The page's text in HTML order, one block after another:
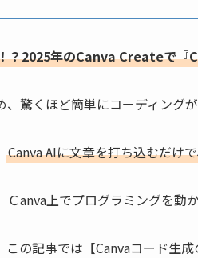
？2025年のCanva Createで『
、驚くほど簡単にコーディング
Canva AIに文章を打ち込むだけ
Ｃanva上でプログラミングを動
この記事では【Canvaコード生